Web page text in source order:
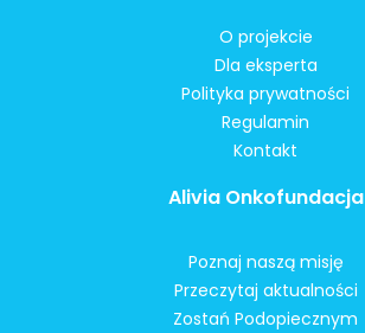
O projekcie
Dla eksperta
Polityka prywatności
Regulamin
Kontakt
Alivia Onkofundacja
Poznaj naszą misję
Przeczytaj aktualności
Zostań Podopiecznym